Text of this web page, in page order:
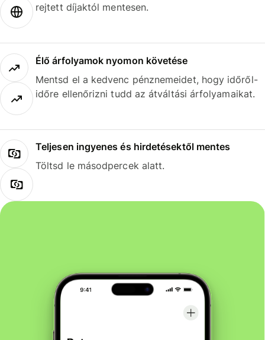
rejtett díjaktól mentesen.
Élő árfolyamok nyomon követése
Mentsd el a kedvenc pénznemeidet, hogy időről-
időre ellenőrizni tudd az átváltási árfolyamaikat.
Teljesen ingyenes és hirdetésektől mentes
Töltsd le másodpercek alatt.